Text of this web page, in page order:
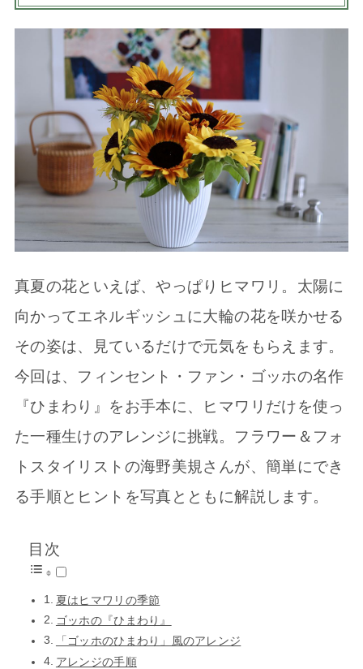
真夏の花といえば、やっぱりヒマワリ。太陽に
向かってエネルギッシュに大輪の花を咲かせる
その姿は、見ているだけで元気をもらえます。
今回は、フィンセント・ファン・ゴッホの名作
『ひまわり』をお手本に、ヒマワリだけを使っ
た一種生けのアレンジに挑戦。フラワー＆フォ
トスタイリストの海野美規さんが、簡単にでき
る手順とヒントを写真とともに解説します。
目次
夏はヒマワリの季節
ゴッホの『ひまわり』
「ゴッホのひまわり」風のアレンジ
アレンジの手順